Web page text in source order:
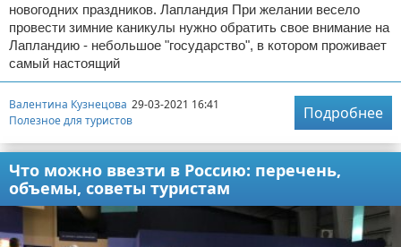
новогодних праздников. Лапландия При желании весело
провести зимние каникулы нужно обратить свое внимание на
Лапландию - небольшое "государство", в котором проживает
самый настоящий
Валентина Кузнецова 29-03-2021 16:41
Полезное для туристов
Подробнее
Что можно ввезти в Россию: перечень,
объемы, советы туристам